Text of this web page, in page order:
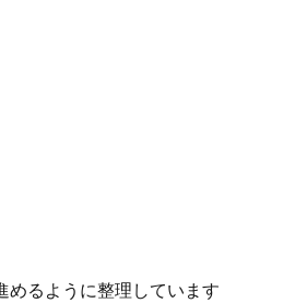
めるように整理しています